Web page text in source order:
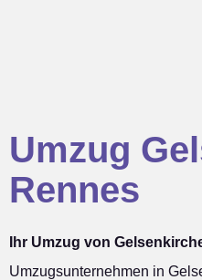
Umzug
Rennes
Ihr Umzug von
Umzugsunternehmen in